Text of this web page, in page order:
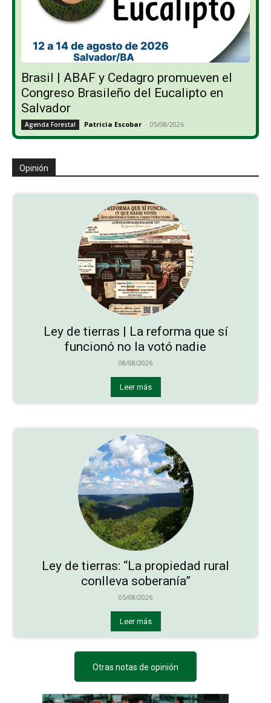
Brasil | ABAF y Cedagro promueven el
Congreso Brasileño del Eucalipto en
Salvador
Agenda Forestal Patricia Escobar - 05/08/2026
Opinión
Ley de tierras | La reforma que sí
funcionó no la votó nadie
08/08/2026
Leer más
Ley de tierras: “La propiedad rural
conlleva soberanía”
05/08/2026
Leer más
Otras notas de opinión